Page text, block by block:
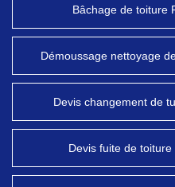
Bâchage de toiture
Démoussage nettoyage
Devis changement de
Devis fuite de